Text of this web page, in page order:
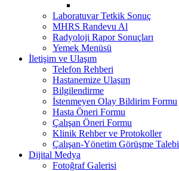
Laboratuvar Tetkik Sonuç
MHRS Randevu Al
Radyoloji Rapor Sonuçları
Yemek Menüsü
İletişim ve Ulaşım
Telefon Rehberi
Hastanemize Ulaşım
Bilgilendirme
İstenmeyen Olay Bildirim Formu
Hasta Öneri Formu
Çalışan Öneri Formu
Klinik Rehber ve Protokoller
Çalışan-Yönetim Görüşme Talebi
Dijital Medya
Fotoğraf Galerisi